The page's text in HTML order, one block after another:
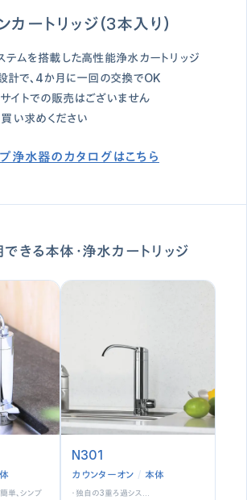
ートリッジ（3本入り）
テムを搭載した高性能浄水カートリッジ
計で、4か月に一回の交換でOK
イトでの販売はございません
い求めください
浄水器のカタログはこちら
きる本体・浄水カートリッジ
単、シンプ
N301
カウンターオン 本体
・独自の3重ろ過シス…